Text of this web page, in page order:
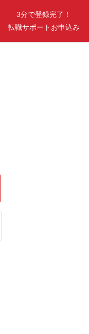
3分で登録完了！
転職サポートお申込み